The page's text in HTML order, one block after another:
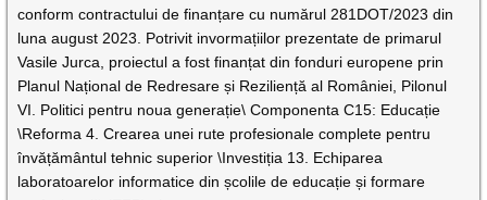
conform contractului de finanțare cu numărul 281DOT/2023 din
luna august 2023. Potrivit invormațiilor prezentate de primarul
Vasile Jurca, proiectul a fost finanțat din fonduri europene prin
Planul Național de Redresare și Reziliență al României, Pilonul
VI. Politici pentru noua generație\ Componenta C15: Educație
\Reforma 4. Crearea unei rute profesionale complete pentru
învățământul tehnic superior \Investiția 13. Echiparea
laboratoarelor informatice din școlile de educație și formare